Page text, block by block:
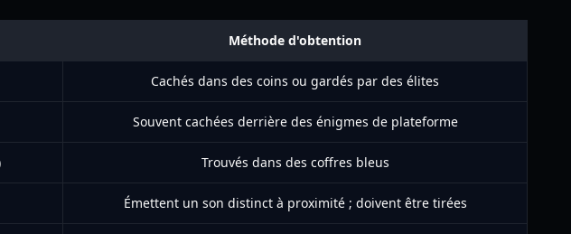
Méthode d'obtention
Cachés dans des coins ou gardés par des élites
Souvent cachées derrière des énigmes de plateforme
Trouvés dans des coffres bleus
Émettent un son distinct à proximité ; doivent être tirées